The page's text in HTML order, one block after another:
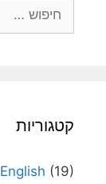
קטגוריות
English (19)